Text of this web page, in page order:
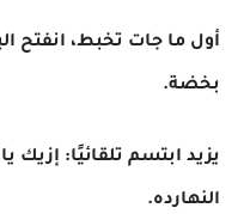
أول ما جات تخبط، انفتح
بخضة.
يزيد ابتسم تلقائيًا:
النهارده.